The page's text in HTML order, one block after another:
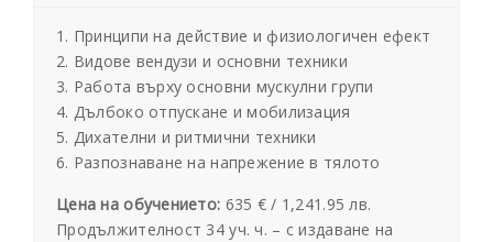
1. Принципи на действие и физиологичен ефект
2. Видове вендузи и основни техники
3. Работа върху основни мускулни групи
4. Дълбоко отпускане и мобилизация
5. Дихателни и ритмични техники
6. Разпознаване на напрежение в тялото
Цена на обучението: 635 € / 1,241.95 лв.
Продължителност 34 уч. ч. – с издаване на